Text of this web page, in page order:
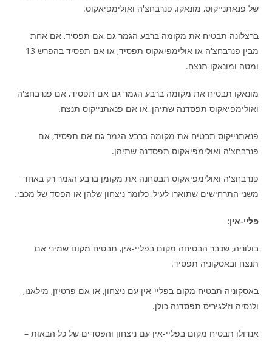
של פנאתנייקוס, מונאקו, פנרבחצ'ה ואולימפיאקוס.
ברצלונה תבטיח את מקומה ברבע הגמר גם אם תפסיד, אם אחת
מבין פנרבחצ'ה או אולימפיאקוס תפסיד, או אם תפסיד בהפרש 13
ומטה ומונאקו תנצח.
מונאקו תבטיח את מקומה ברבע הגמר גם אם תפסיד, אם פנרבחצ'ה
ואולימפיאקוס תפסדנה שתיהן, או אם פנאתנייקוס תנצח.
פנאתנייקוס תבטיח את מקומה ברבע הגמר גם אם תפסיד, אם
פנרבחצ'ה ואולימפיאקוס תפסדנה שתיהן.
פנרבחצ'ה ואולימפיאקוס תבטחנה את מקומן ברבע הגמר רק באחד
משני התרחישים שתוארו לעיל, כלומר ניצחון שלהן או הפסד של מכבי.
פליי-אין:
בולוניה, שכבר הבטיחה מקום בפליי-אין, תבטיח מקום שמיני אם
תנצח ובאסקוניה תפסיד.
באסקוניה תבטיח מקום בפליי-אין עם ניצחון, או אם פרטיזן, מילאנו,
ולנסיה וז'לגיריס תפסדנה כולן.
אנדולו תבטיח מקום בפליי-אין עם ניצחון והפסדים של כל הבאות –